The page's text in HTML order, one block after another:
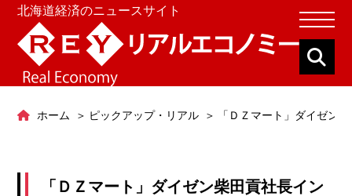
北海道経済のニュースサイト
ホーム ピックアップ・リアル 「ＤＺマート」ダイゼン
「ＤＺマート」ダイゼン柴田貢社長イン